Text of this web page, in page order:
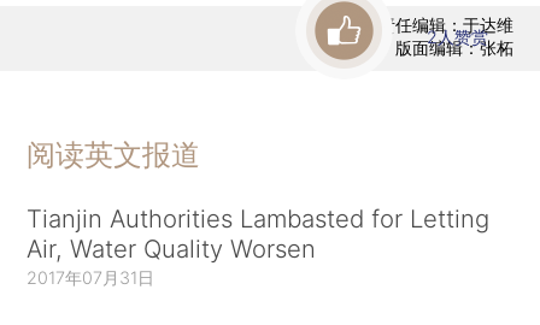
责任编辑：于达维
版面编辑：张柘
2人赞赏
阅读英文报道
Tianjin Authorities Lambasted for Letting
Air, Water Quality Worsen
2017年07月31日